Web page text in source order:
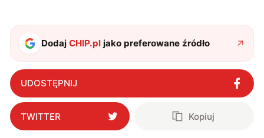
DodajCHIP.pl jako preferowane źródło
UDOSTĘPNIJ
TWITTER Kopiuj